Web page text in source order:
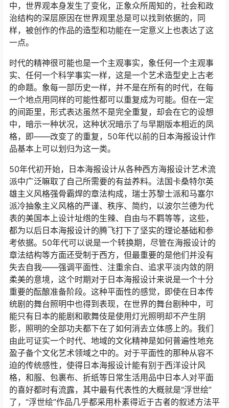
中，世界观本身发生了变化，正象众所周知的，社会和政
治结构的深层原因在世界观里总是可以找到依据的，同
样，被创作的作品的造型和功能在一定意义上也表达了这
一点。
时代的精神很可能也是一个主观事实，象任何一个主观事
实、任何一个科学事实一样，这是一个艺术造型史上古老
的命题。象每一部历史一样，并不是在所有的时代，在每
一个地点用同样的可能性都可以重复成为可能。但在一定
的间距里，形式表达虽然不是完全重复，却会在它的设想
中，暗示一种状况，这种状况暗示了与早期版本相近的凤
格，即――改变了的重复，50年代以前的日本海报设计作
品基本上可以划归为这一类。
50年代初开始，日本海报设计从各种西方海报设计艺术流
派中广泛嘛取了自己所需要的有益养料。法国卡桑特尔英
雄主义风格强骨霸焊的章法构成，瑞士苏黎士派和马塞尔
派冷抽象主义风格的严谨、秩序、简约，以波尔兰德为代
表的美国本上设计址绺的生辣、自由与不羁等等，这些，
都为以后日本海报设计的腾飞打下了坚实的理论基础和参
考依据。50年代可以说是一个转换期，尽管在海报设计的
章法结构等方面还受制于西方，但最重要的是他们并没有
失去自我――强调平面性、注重余白、追求平淡内敛的阴
柔美的意境，这个时期对于日本海报设计来说是一个十分
重要的酝酿准备阶段。这种平面性的感觉，即使在日本传
统剧的舞台照明中也得到表现，在世界的舞台剧种中，可
能只有日本的能剧和歌舞伎是使用灯光照明却不产生阴
影，照明的全部功夫都下在了如何消去立体感上的。我们
由此可证实一个时代、地域的文化精神是如何普遍性地充
盈子备个文化艺术领域之中的。对于平面性的那种从容不
迫的传统感性，使得日本海报设计能有别于西洋设计风
格，和服、包裹布、折纸等日常生活用品中日本人对平面
的喜好都时有流露，其中最有代表性的大概就是“浮世绘”
了，“浮世绘”作品几乎都采用朴素得近于古者的叙述方法平